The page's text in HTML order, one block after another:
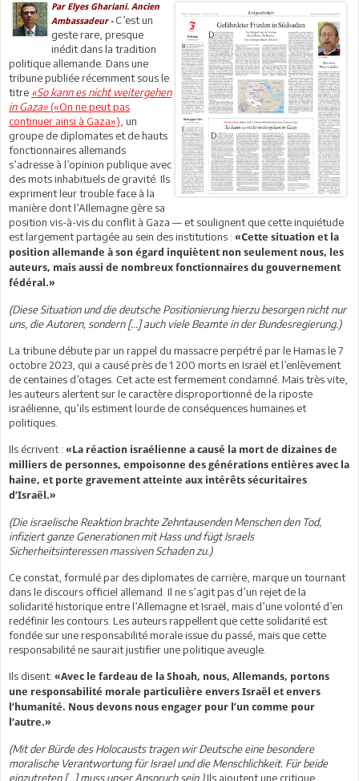
Par Elyes Ghariani. Ancien
Ambassadeur -C’est un
geste rare, presque
inédit dans la tradition
politique allemande. Dans une
tribune publiée récemment sous le
titre «So kann es nicht weitergehen
in Gaza»(«On ne peut pas
continuer ainsi à Gaza») , un
groupe de diplomates et de hauts
fonctionnaires allemands
s’adresse à l’opinion publique avec
des mots inhabituels de gravité. Ils
expriment leur trouble face à la
manière dont l’Allemagne gère sa
position vis-à-vis du conflit à Gaza — et soulignent que cette inquiétude
est largement partagée au sein des institutions : «Cette situation et la
position allemande à son égard inquiètent non seulement nous, les
auteurs, mais aussi de nombreux fonctionnaires du gouvernement
fédéral.»
(Diese Situation und die deutsche Positionierung hierzu besorgen nicht nur
uns, die Autoren, sondern [...] auch viele Beamte in der Bundesregierung.)
La tribune débute par un rappel du massacre perpétré par le Hamas le 7
octobre 2023, qui a causé près de 1 200 morts en Israël et l’enlèvement
de centaines d’otages. Cet acte est fermement condamné. Mais très vite,
les auteurs alertent sur le caractère disproportionné de la riposte
israélienne, qu’ils estiment lourde de conséquences humaines et
politiques.
Ils écrivent : «La réaction israélienne a causé la mort de dizaines de
milliers de personnes, empoisonne des générations entières avec la
haine, et porte gravement atteinte aux intérêts sécuritaires
d’Israël.»
(Die israelische Reaktion brachte Zehntausenden Menschen den Tod,
infiziert ganze Generationen mit Hass und fügt Israels
Sicherheitsinteressen massiven Schaden zu.)
Ce constat, formulé par des diplomates de carrière, marque un tournant
dans le discours officiel allemand. Il ne s’agit pas d’un rejet de la
solidarité historique entre l’Allemagne et Israël, mais d’une volonté d’en
redéfinir les contours. Les auteurs rappellent que cette solidarité est
fondée sur une responsabilité morale issue du passé, mais que cette
responsabilité ne saurait justifier une politique aveugle.
Ils disent: «Avec le fardeau de la Shoah, nous, Allemands, portons
une responsabilité morale particulière envers Israël et envers
l’humanité. Nous devons nous engager pour l’un comme pour
l’autre.»
(Mit der Bürde des Holocausts tragen wir Deutsche eine besondere
moralische Verantwortung für Israel und die Menschlichkeit. Für beide
einzutreten [...] muss unser Anspruch sein.)Ils ajoutent une critique